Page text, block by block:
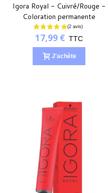
Igora Royal - Cuivré/Rouge -
Coloration permanente
17,99 € TTC
J'achète